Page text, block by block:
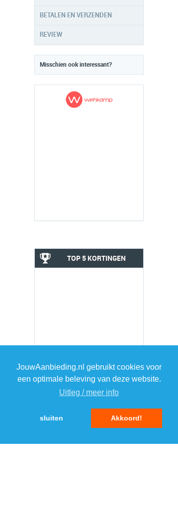
JouwAanbieding.nl gebruikt cookies voor
een optimale beleving van deze website.
Uitleg / meer info
sluiten Akkoord!
BETALEN EN VERZENDEN
REVIEW
Misschien ook interessant?
TOP 5 KORTINGEN